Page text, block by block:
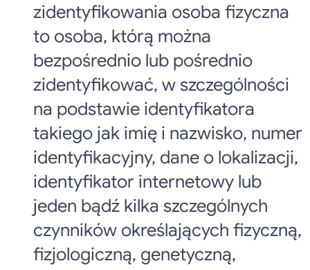
zidentyfikowania osoba fizyczna
to osoba, którą można
bezpośrednio lub pośrednio
zidentyfikować, w szczególności
na podstawie identyfikatora
takiego jak imię i nazwisko, numer
identyfikacyjny, dane o lokalizacji,
identyfikator internetowy lub
jeden bądź kilka szczególnych
czynników określających fizyczną,
fizjologiczną, genetyczną,